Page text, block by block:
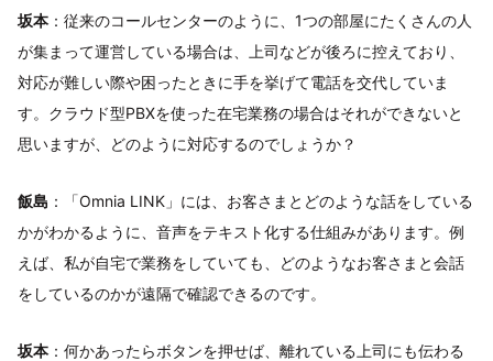
坂本 ：従来のコールセンターのように、1つの部屋にたくさんの人
が集まって運営している場合は、上司などが後ろに控えており、
対応が難しい際や困ったときに手を挙げて電話を交代していま
す。クラウド型PBXを使った在宅業務の場合はそれができないと
思いますが、どのように対応するのでしょうか？
飯島 ：「Omnia LINK」には、お客さまとどのような話をしている
かがわかるように、音声をテキスト化する仕組みがあります。例
えば、私が自宅で業務をしていても、どのようなお客さまと会話
をしているのかが遠隔で確認できるのです。
坂本 ：何かあったらボタンを押せば、離れている上司にも伝わる